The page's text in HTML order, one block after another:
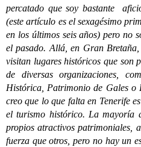
percatado que soy bastante
(este artículo es el sexagésimo
en los últimos seis años) pero no
el pasado. Allá, en Gran
visitan lugares históricos que son
de diversas organizaciones,
Histórica, Patrimonio de Gales o
creo que lo que falta en Tenerife
el turismo histórico. La mayoría
propios atractivos patrimoniales,
fuerza que otros, pero no hay un